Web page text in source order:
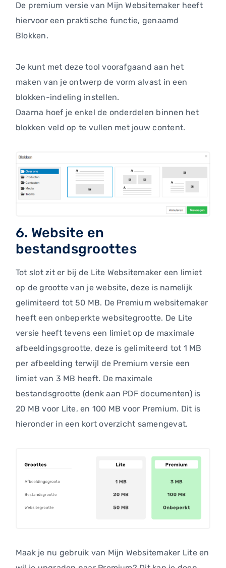
De premium versie van Mijn Websitemaker heeft
hiervoor een praktische functie, genaamd
Blokken.
Je kunt met deze tool voorafgaand aan het
maken van je ontwerp de vorm alvast in een
blokken-indeling instellen.
Daarna hoef je enkel de onderdelen binnen het
blokken veld op te vullen met jouw content.
6. Website en
bestandsgroottes
Tot slot zit er bij de Lite Websitemaker een limiet
op de grootte van je website, deze is namelijk
gelimiteerd tot 50 MB. De Premium websitemaker
heeft een onbeperkte websitegrootte. De Lite
versie heeft tevens een limiet op de maximale
afbeeldingsgrootte, deze is gelimiteerd tot 1 MB
per afbeelding terwijl de Premium versie een
limiet van 3 MB heeft. De maximale
bestandsgrootte (denk aan PDF documenten) is
20 MB voor Lite, en 100 MB voor Premium. Dit is
hieronder in een kort overzicht samengevat.
Maak je nu gebruik van Mijn Websitemaker Lite en